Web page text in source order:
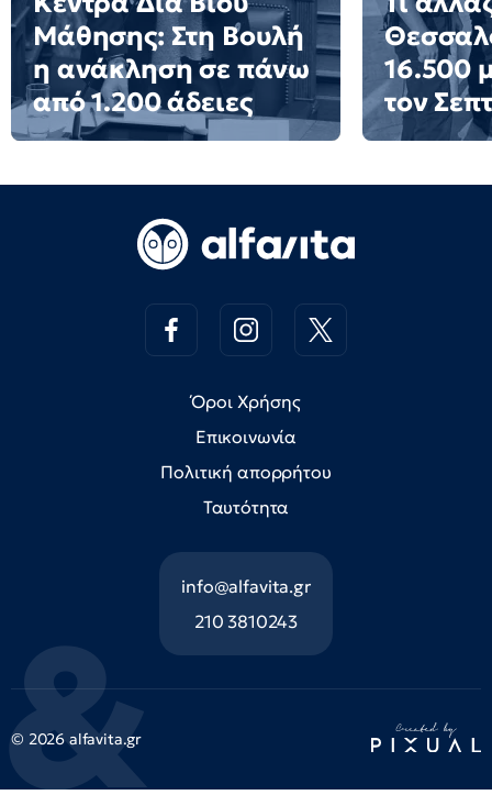
Μάθησης: Στη Βουλή
η ανάκληση σε πάνω
από 1.200 άδειες
16.500
τον
Όροι Χρήσης
Επικοινωνία
Πολιτική απορρήτου
Ταυτότητα
info@alfavita.gr
210 3810243
© 2026 alfavita.gr